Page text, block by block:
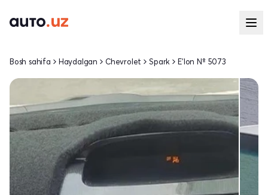
Bosh sahifa Haydalgan Chevrolet Spark E'lon № 5073